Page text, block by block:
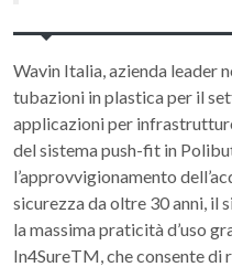
Wavin Italia, azienda leader
tubazioni in plastica per il
applicazioni per
del sistema push-fit in
l’approvvigionamento
sicurezza da oltre 30 anni, il
la massima praticità d’uso
In4SureTM, che consente